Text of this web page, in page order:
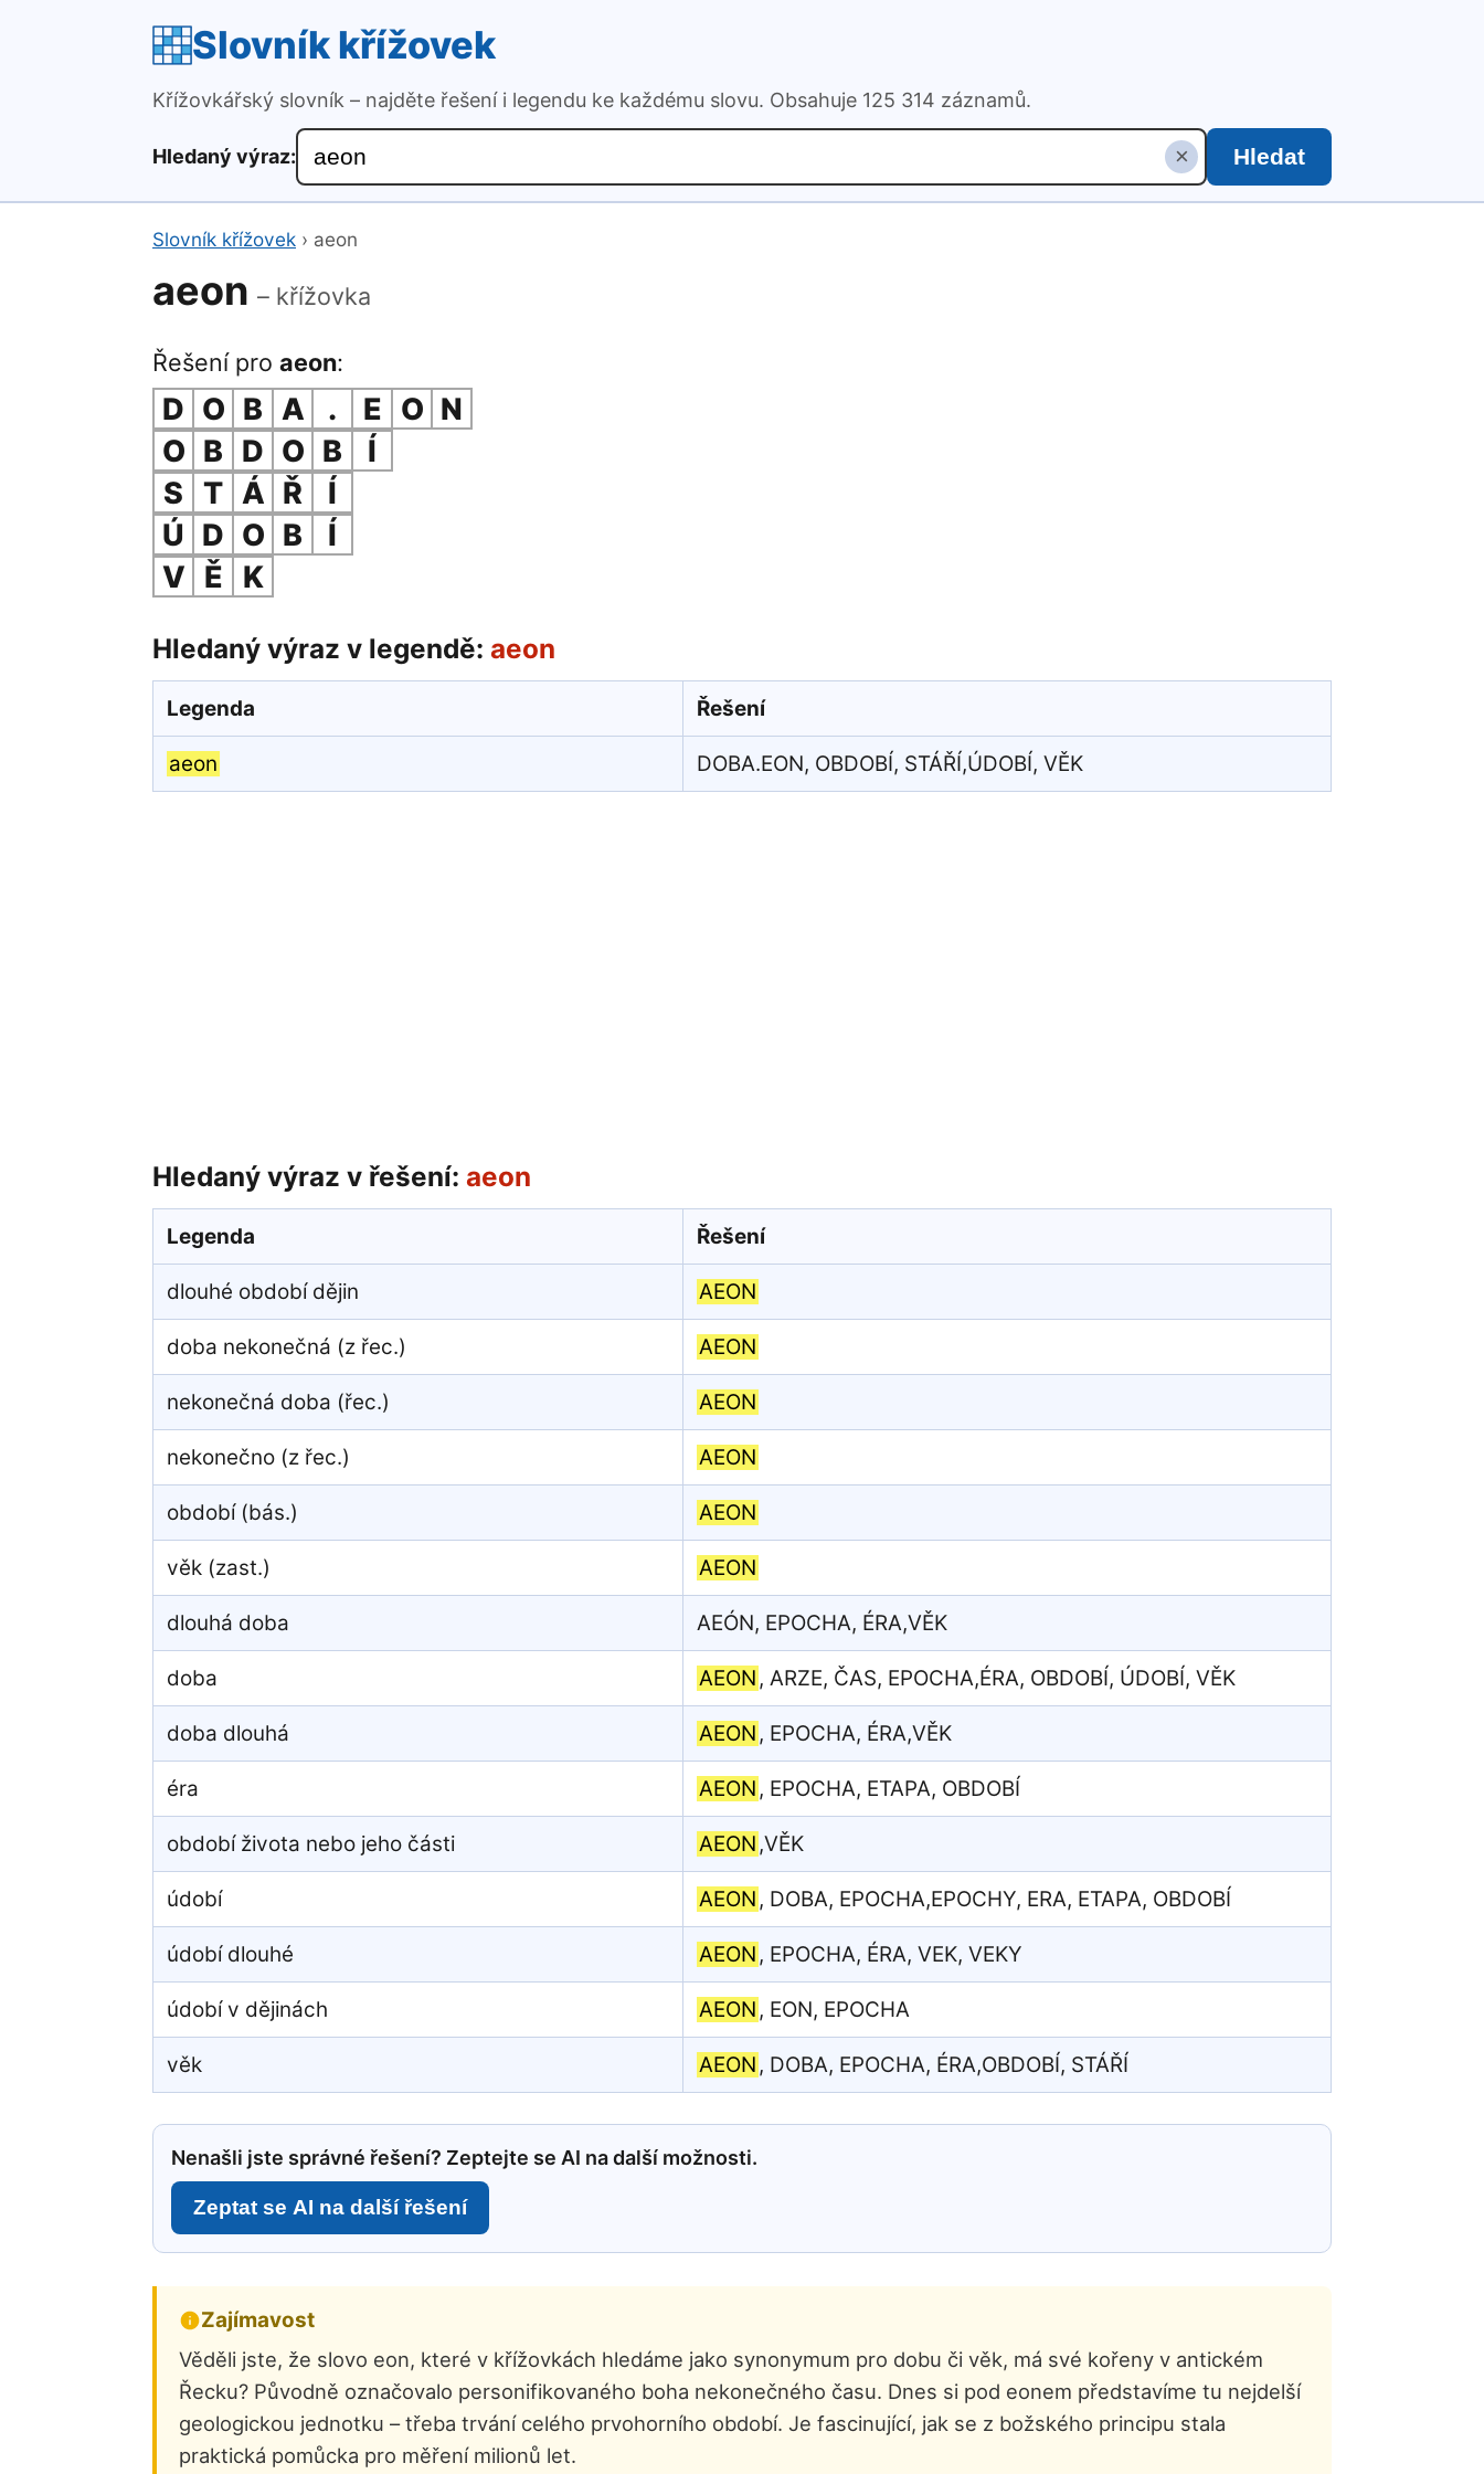
Slovník křížovek
Křížovkářský slovník – najděte řešení i legendu ke každému slovu. Obsahuje 125 314 záznamů.
Hledaný výraz: × Hledat
Slovník křížovek › aeon
aeon – křížovka
Řešení pro aeon:
D O B A . E O N
O B D O B
Í
S T Á Ř
Í
Ú D O B
Í
V Ě K
Hledaný výraz v legendě: aeon
Legenda Řešení
aeon DOBA.EON, OBDOBÍ, STÁŘÍ,ÚDOBÍ, VĚK
Hledaný výraz v řešení: aeon
Legenda Řešení
dlouhé období dějin AEON
doba nekonečná (z řec.) AEON
nekonečná doba (řec.) AEON
nekonečno (z řec.) AEON
období (bás.) AEON
věk (zast.) AEON
dlouhá doba AEÓN, EPOCHA, ÉRA,VĚK
doba AEON , ARZE, ČAS, EPOCHA,ÉRA, OBDOBÍ, ÚDOBÍ, VĚK
doba dlouhá AEON , EPOCHA, ÉRA,VĚK
éra AEON , EPOCHA, ETAPA, OBDOBÍ
období života nebo jeho části AEON ,VĚK
údobí AEON , DOBA, EPOCHA,EPOCHY, ERA, ETAPA, OBDOBÍ
údobí dlouhé AEON , EPOCHA, ÉRA, VEK, VEKY
údobí v dějinách AEON , EON, EPOCHA
věk AEON , DOBA, EPOCHA, ÉRA,OBDOBÍ, STÁŘÍ
Nenašli jste správné řešení? Zeptejte se AI na další možnosti.
Zeptat se AI na další řešení
Zajímavost
Věděli jste, že slovo eon, které v křížovkách hledáme jako synonymum pro dobu či věk, má své kořeny v antickém
Řecku? Původně označovalo personifikovaného boha nekonečného času. Dnes si pod eonem představíme tu nejdelší
geologickou jednotku – třeba trvání celého prvohorního období. Je fascinující, jak se z božského principu stala
praktická pomůcka pro měření milionů let.